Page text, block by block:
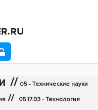
// 05 - Технические науки
// 05.17.03 - Технология